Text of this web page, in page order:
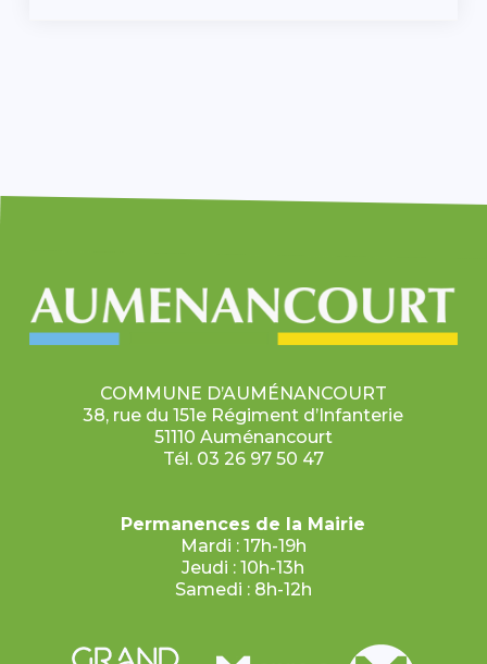
COMMUNE D’AUMÉNANCOURT
38, rue du 151e Régiment d’Infanterie
51110 Auménancourt
Tél. 03 26 97 50 47
Permanences de la Mairie
Mardi : 17h-19h
Jeudi : 10h-13h
Samedi : 8h-12h